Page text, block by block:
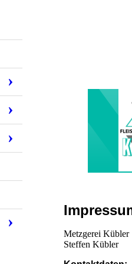
Metzgerei Kübler
Steffen Kübler